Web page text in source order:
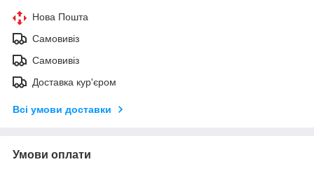
Нова Пошта
Самовивіз
Самовивіз
Доставка кур'єром
Всі умови доставки
Умови оплати